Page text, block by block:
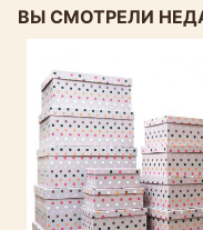
ВЫ СМОТРЕЛИ